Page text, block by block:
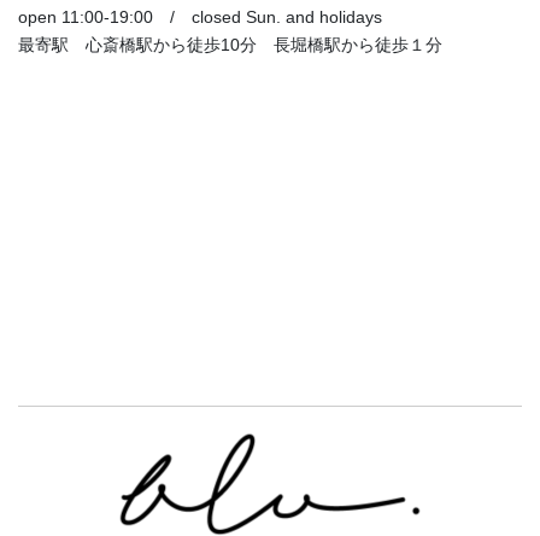
open 11:00-19:00 / closed Sun. and holidays
最寄駅 心斎橋駅から徒歩10分 長堀橋駅から徒歩１分